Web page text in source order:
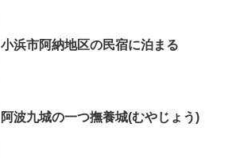
小浜市阿納地区の民宿に泊まる
阿波九城の一つ撫養城(むやじょう)